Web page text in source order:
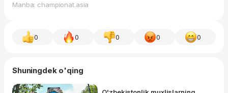
Manba: championat.asia
0 0 0 0 0
Shuningdek o'qing